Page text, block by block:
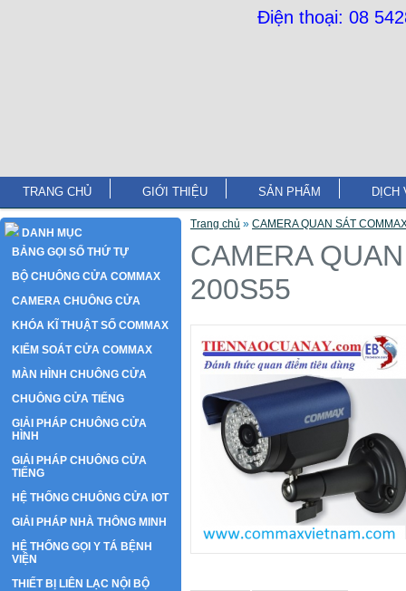
Điện thoại: 08
TRANG CHỦ GIỚI THIỆU SẢN PHẨM DỊCH
DANH MỤC
BẢNG GỌI SỐ THỨ TỰ
BỘ CHUÔNG CỬA COMMAX
CAMERA CHUÔNG CỬA
KHÓA KĨ THUẬT SỐ COMMAX
KIỂM SOÁT CỬA COMMAX
MÀN HÌNH CHUÔNG CỬA
CHUÔNG CỬA TIẾNG
GIẢI PHÁP CHUÔNG CỬA
HÌNH
GIẢI PHÁP CHUÔNG CỬA
TIẾNG
HỆ THỐNG CHUÔNG CỬA IOT
GIẢI PHÁP NHÀ THÔNG MINH
HỆ THỐNG GỌI Y TÁ BỆNH
VIỆN
THIẾT BỊ LIÊN LẠC NỘI BỘ
Trang chủ » CAMERA QUAN SÁT
CAMERA
200S55